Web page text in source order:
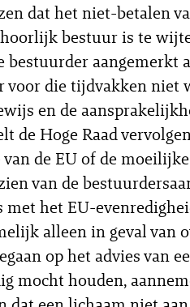
dat het niet-betalen
bestuur is te
aangemerkt
voor die tijdvakken niet
en de
de Hoge Raad
de EU of de
van de
het EU-
alleen in geval van
op het advies van
mocht houden,